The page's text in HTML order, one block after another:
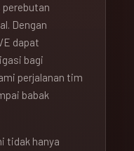
perebutan
Dengan
dapat
bagi
perjalanan tim
babak
tidak hanya